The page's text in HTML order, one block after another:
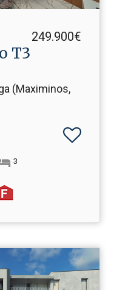
249.900€
T3
(Maximinos,
3